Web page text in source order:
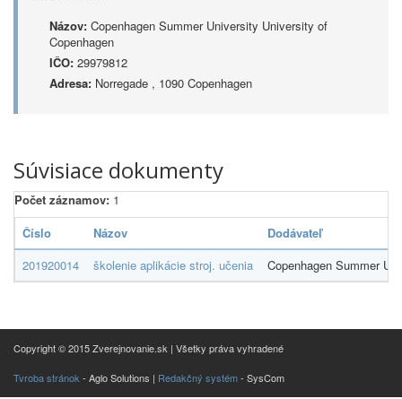
Názov: Copenhagen Summer University University of
Copenhagen
IČO: 29979812
Adresa: Norregade , 1090 Copenhagen
Súvisiace dokumenty
Počet záznamov: 1
Číslo
Názov
Dodávateľ
201920014
školenie aplikácie stroj. učenia Copenhagen Summer
Copyright © 2015 Zverejnovanie.sk | Všetky práva vyhradené
Tvroba stránok - Aglo Solutions | Redakčný systém- SysCom